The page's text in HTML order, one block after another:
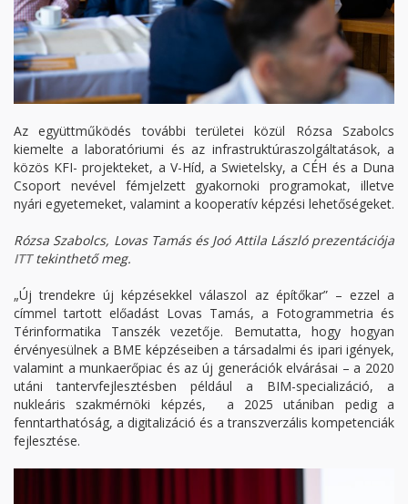
Az együttműködés további területei közül Rózsa Szabolcs
kiemelte a laboratóriumi és az infrastruktúraszolgáltatások, a
közös KFI- projekteket, a V-Híd, a Swietelsky, a CÉH és a Duna
Csoport nevével fémjelzett gyakornoki programokat, illetve
nyári egyetemeket, valamint a kooperatív képzési lehetőségek​et.
Rózsa Szabolcs, Lovas Tamás és Joó Attila László prezentációja
ITTtekinthető meg.
„Új trendekre új képzésekkel válaszol az építőkar​” – ezzel a
címmel tartott előadást Lovas Tamás, a Fotogrammetria és
Térinformatika Tanszék vezetője. Bemutatta, hogy hogyan
érvényesülnek a BME képzéseiben a társadalmi és ipari igények​,
valamint a munkaerőpiac és az új generációk elvárásai​ – a 2020
utáni tantervfejlesztésben például a BIM-specializáció​, a
nukleáris szakmérnöki képzés, ​ a 2025 utániban pedig a
fenntarthatóság, a digitalizáció és a transzverzális kompetenciák
fejlesztés​e.